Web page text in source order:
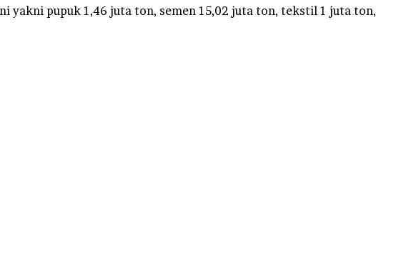
yakni pupuk 1,46 juta ton, semen 15,02 juta ton, tekstil 1 juta ton,